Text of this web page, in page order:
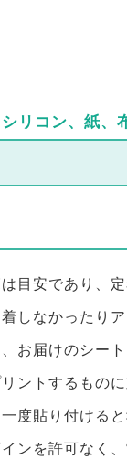
リコン、紙、
目安であり、
しなかったり
お届けのシー
ントするもの
度貼り付ける
ンを許可なく